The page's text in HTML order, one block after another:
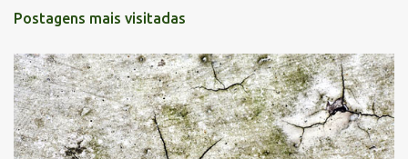
Postagens mais visitadas